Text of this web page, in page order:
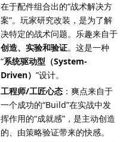
在于配件组合出的“战术解决方
案”。玩家研究改装，是为了解
决特定的战术问题。乐趣来自于
创造、实验和验证。这是一种
“系统驱动型（System-
Driven） ”设计。
工程师/工匠心态 ：爽点来自于
一个成功的“Build”在实战中发
挥作用的“成就感”，是主动创造
的、由策略验证带来的快感。